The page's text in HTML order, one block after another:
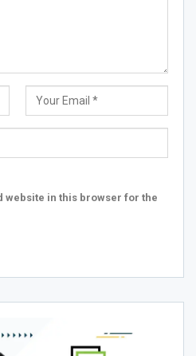
website in this browser for the